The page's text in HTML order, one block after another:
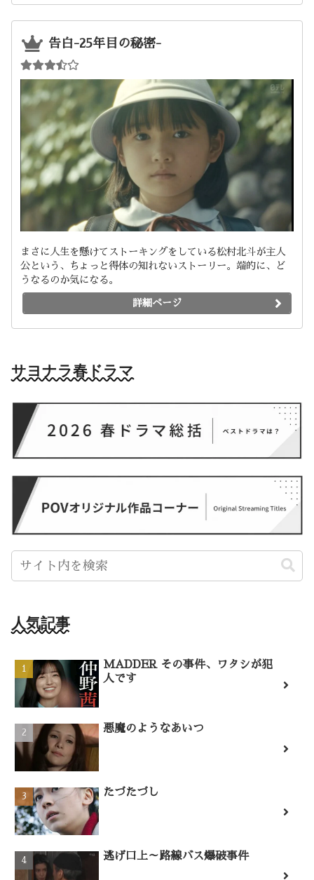
告白-25年目の秘密-
まさに人生を懸けてストーキングをしている松村北斗が主人
公という、ちょっと得体の知れないストーリー。端的に、ど
うなるのか気になる。
詳細ページ
サヨナラ春ドラマ
人気記事
MADDER その事件、ワタシが犯
人です
悪魔のようなあいつ
たづたづし
逃げ口上～路線バス爆破事件